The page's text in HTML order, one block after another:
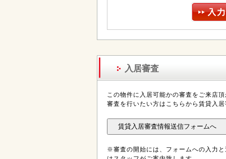
入居審査
この物件に入居可能かの審査をご来店
審査を行いたい方はこちらから賃貸入
※審査の開始には、フォームへの入力